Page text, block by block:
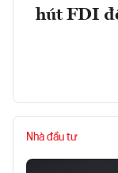
hút FDI
Nhà đầu tư